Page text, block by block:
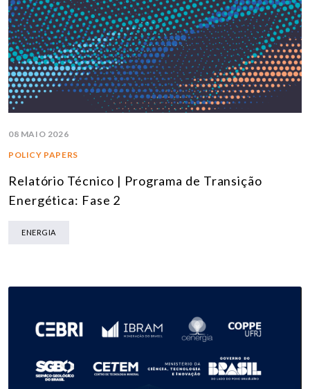
08 MAIO 2026
POLICY PAPERS
Relatório Técnico | Programa de Transição
Energética: Fase 2
ENERGIA